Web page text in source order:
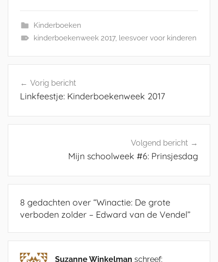
Kinderboeken
kinderboekenweek 2017, leesvoer voor kinderen
navigatie
Vorig bericht
Linkfeestje: Kinderboekenweek 2017
Volgend bericht
Mijn schoolweek #6: Prinsjesdag
8 gedachten over “Winactie: De grote
verboden zolder – Edward van de Vendel”
Suzanne Winkelman schreef: